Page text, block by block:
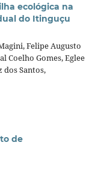
ecológica na
do Itinguçu
Felipe Augusto
Coelho Gomes, Eglee
Santos,
de